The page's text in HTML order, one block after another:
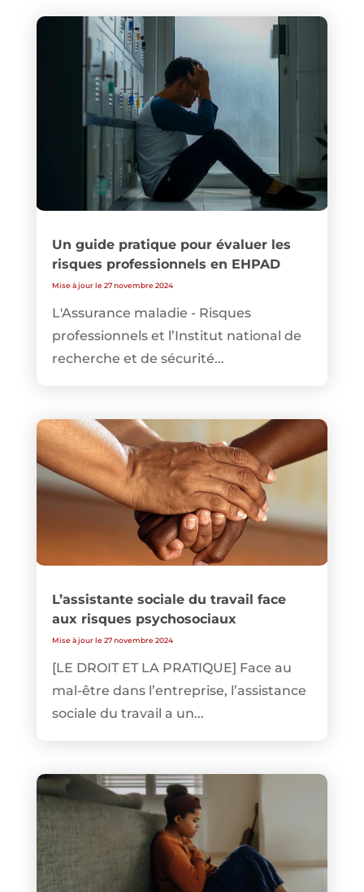
Un guide pratique pour évaluer les
risques professionnels en EHPAD
Mise à jour le 27 novembre 2024
L'Assurance maladie - Risques
professionnels et l’Institut national de
recherche et de sécurité...
L’assistante sociale du travail face
aux risques psychosociaux
Mise à jour le 27 novembre 2024
[LE DROIT ET LA PRATIQUE] Face au
mal-être dans l’entreprise, l’assistance
sociale du travail a un...